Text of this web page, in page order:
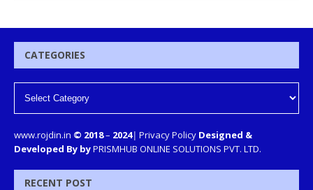
CATEGORIES
www.rojdin.in © 2018– 2024| Privacy Policy Designed &
Developed By byPRISMHUB ONLINE SOLUTIONS PVT. LTD.
RECENT POST